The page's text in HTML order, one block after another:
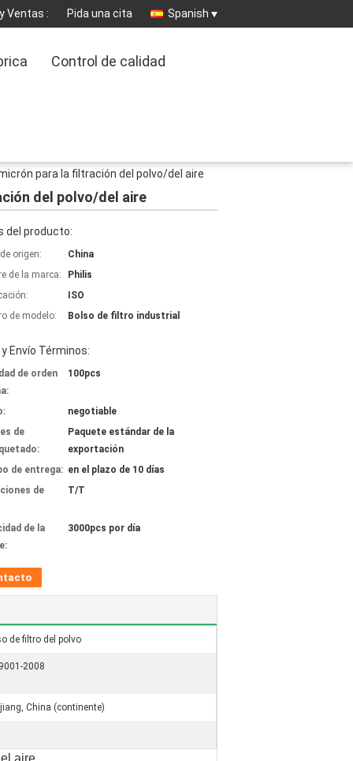
Ventas : Pida una cita Spanish
Control de calidad
para la filtración del polvo/del aire
del polvo/del aire
del producto:
origen:
China
de la marca:
Philis
ISO
de modelo:
Bolso de filtro industrial
y Envío Términos:
de orden
100pcs
negotiable
de
Paquete estándar de la
exportación
de entrega: en el plazo de 10 días
de
T/T
de la
3000pcs por día
de filtro del polvo
2008
China (continente)
aire